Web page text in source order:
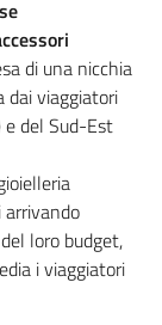
di una nicchia
dai viaggiatori
e del Sud-Est
arrivando
loro budget,
i viaggiatori